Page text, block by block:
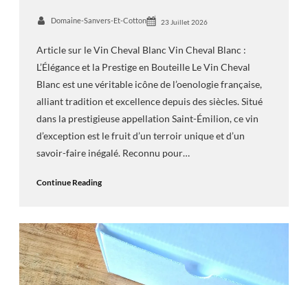
Domaine-Sanvers-Et-Cotton 23 Juillet 2026
Article sur le Vin Cheval Blanc Vin Cheval Blanc :
L’Élégance et la Prestige en Bouteille Le Vin Cheval
Blanc est une véritable icône de l’oenologie française,
alliant tradition et excellence depuis des siècles. Situé
dans la prestigieuse appellation Saint-Émilion, ce vin
d’exception est le fruit d’un terroir unique et d’un
savoir-faire inégalé. Reconnu pour…
Continue Reading